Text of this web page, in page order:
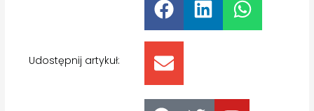
Udostępnij artykuł: